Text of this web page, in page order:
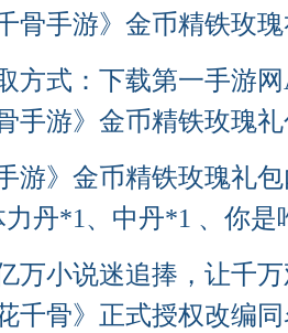
骨手游》金币精铁玫
式：下载第一手游
手游》金币精铁玫瑰
》金币精铁玫瑰礼包
丹*1、中丹*1 、你是
小说迷追捧，让千万
骨》正式授权改编同